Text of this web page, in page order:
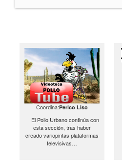
Coordina:Perico Liso
El Pollo Urbano continúa con
esta sección, tras haber
creado variopintas plataformas
televisivas…